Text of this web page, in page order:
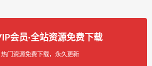
会员·全站资源免费下载
热门资源免费下载，永久更新